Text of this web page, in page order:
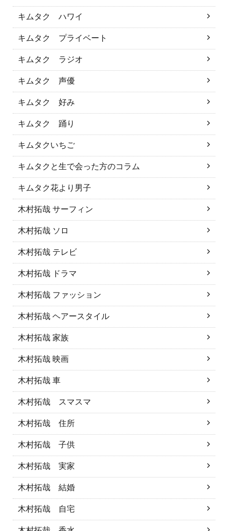
キムタク ハワイ
キムタク プライベート
キムタク ラジオ
キムタク 声優
キムタク 好み
キムタク 踊り
キムタクいちご
キムタクと生で会った方のコラム
キムタク花より男子
木村拓哉 サーフィン
木村拓哉 ソロ
木村拓哉 テレビ
木村拓哉 ドラマ
木村拓哉 ファッション
木村拓哉 ヘアースタイル
木村拓哉 家族
木村拓哉 映画
木村拓哉 車
木村拓哉 スマスマ
木村拓哉 住所
木村拓哉 子供
木村拓哉 実家
木村拓哉 結婚
木村拓哉 自宅